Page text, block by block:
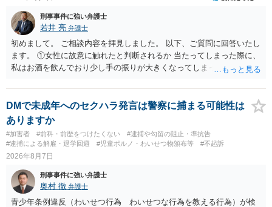
刑事事件に強い弁護士
若井 亮 弁護士
初めまして。 ご相談内容を拝見しました。 以下、ご質問に回答いたし
ます。 ①女性に故意に触れたと判断されるか 当たってしまった際に、
私はお酒を飲んでおり少し手の振りが大きくなってしまっていたこと
いた場合、故意だと判定されやすいのでしょうか？ お伺いする限り、
故意があると判断されることは無いかと思います。 ②逮捕、呼び出し
の可能性 この行為により、痴漢やその他の犯罪を犯したとして、逮
捕、呼び出しされる可能性はどれほどでしょうか？ 誤って当たってし
まっただけであり、さらにその場で女性等のアクションが無かったこ
とからすると、この後に呼び出される可能性は極めて低いと思いま
能性があると考えれば良いのでしょうか？ 逮捕や呼び出しの可能性は
極めて低いと思います。 連絡が来ることはないでしょう。
DMで未成年へのセクハラ発言は警察に捕まる可能性は
ありますか
#加害者 #前科・前歴をつけたくない
#逮捕や勾留の阻止・準抗告
#逮捕による解雇・退学回避
#児童ポルノ・わいせつ物頒布等 #不起訴
2026年8月7日
刑事事件に強い弁護士
奥村 徹 弁護士
青少年条例違反（わいせつ行為 わいせつな行為を教える行為）が検